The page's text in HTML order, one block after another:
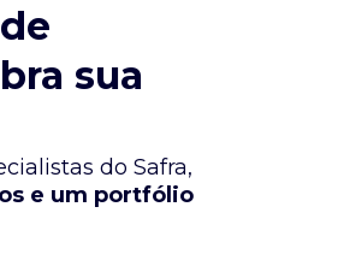
sua
do Safra,
e um portfólio